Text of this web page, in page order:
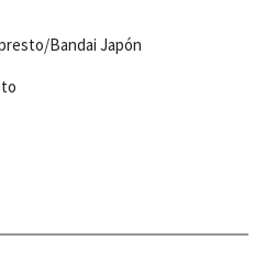
Bandai Japón